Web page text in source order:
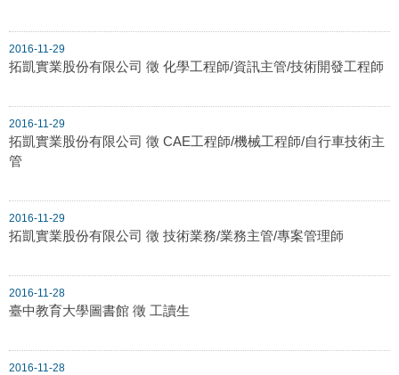
2016-11-29
拓凱實業股份有限公司 徵 化學工程師/資訊主管/技術開發工程師
2016-11-29
拓凱實業股份有限公司 徵 CAE工程師/機械工程師/自行車技術主
管
2016-11-29
拓凱實業股份有限公司 徵 技術業務/業務主管/專案管理師
2016-11-28
臺中教育大學圖書館 徵 工讀生
2016-11-28